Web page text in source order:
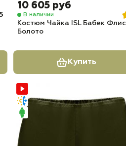
5
10 605 руб
В наличии
Костюм Чайка ISL Бабек Флис
Болото
Купить